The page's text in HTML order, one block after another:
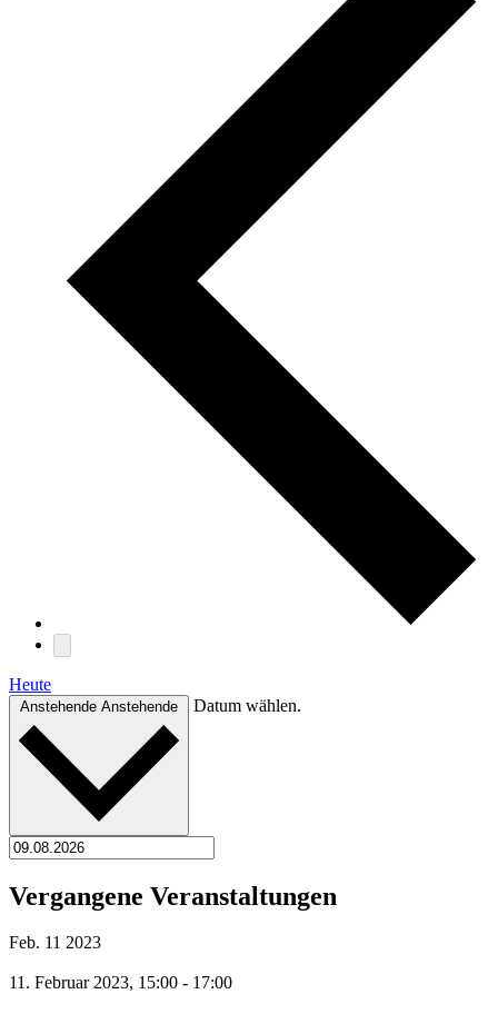
Heute
Anstehende Anstehende Datum wählen.
Vergangene Veranstaltungen
Feb. 11 2023
11. Februar 2023, 15:00 - 17:00